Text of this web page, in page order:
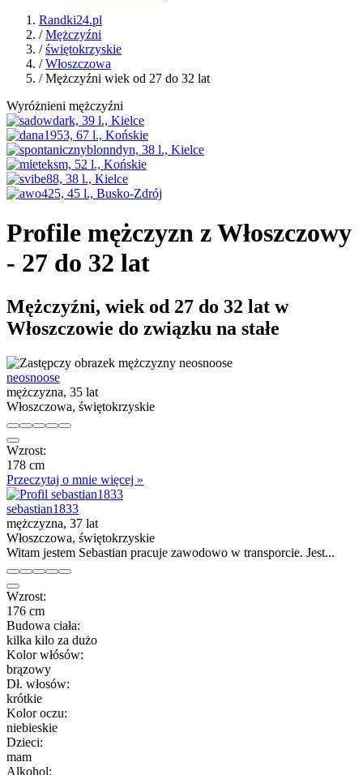
Randki24.pl
/Mężczyźni
/świętokrzyskie
/Włoszczowa
/ Mężczyźni wiek od 27 do 32 lat
Wyróżnieni mężczyźni
Profile mężczyzn z Włoszczowy
- 27 do 32 lat
Mężczyźni, wiek od 27 do 32 lat w
Włoszczowie do związku na stałe
neosnoose
mężczyzna, 35 lat
Włoszczowa, świętokrzyskie
Wzrost:
178 cm
Przeczytaj o mnie więcej »
sebastian1833
mężczyzna, 37 lat
Włoszczowa, świętokrzyskie
Witam jestem Sebastian pracuje zawodowo w transporcie. Jest...
Wzrost:
176 cm
Budowa ciała:
kilka kilo za dużo
Kolor włósów:
brązowy
Dł. włosów:
krótkie
Kolor oczu:
niebieskie
Dzieci:
mam
Alkohol: